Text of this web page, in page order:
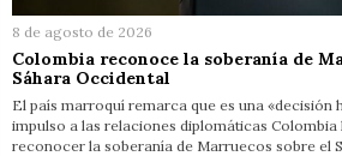
8 de agosto de 2026
Colombia reconoce la soberanía de
Sáhara Occidental
El país marroquí remarca que es una «decisión
impulso a las relaciones diplomáticas Colombia
reconocer la soberanía de Marruecos sobre el